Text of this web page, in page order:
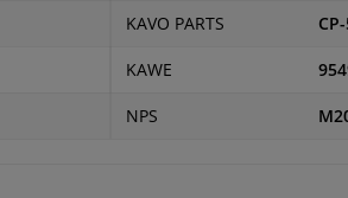
KAVO PARTS
KAWE
NPS